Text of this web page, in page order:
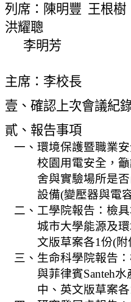
關
於
務
團
隊
編
會
列席：陳明豐 王根樹
洪耀聰
李明芳
主席：李校長
壹、確認上次會議紀
貳、報告事項
一、環境保護暨職業
校園用電安全，
舍與實驗場所是
設備(變壓器與電
二、工學院報告：檢
城市大學能源及
文版草案各1份(附
三、生命科學院報告
與菲律賓Santeh水
中、英文版草案各